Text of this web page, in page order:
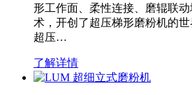
形工作面、柔性连接、磨辊联
术，开创了超压梯形磨粉机的
超压…
了解详情